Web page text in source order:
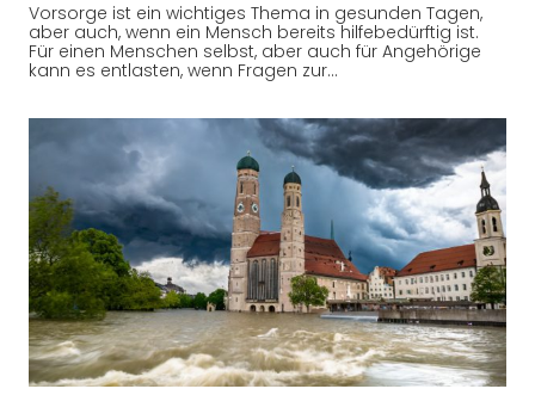
Vorsorge ist ein wichtiges Thema in gesunden Tagen,
aber auch, wenn ein Mensch bereits hilfebedürftig ist.
Für einen Menschen selbst, aber auch für Angehörige
kann es entlasten, wenn Fragen zur…